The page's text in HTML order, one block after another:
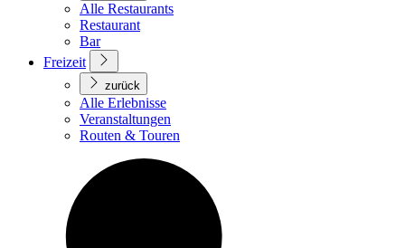
Alle Restaurants
Restaurant
Bar
Freizeit
zurück
Alle Erlebnisse
Veranstaltungen
Routen & Touren